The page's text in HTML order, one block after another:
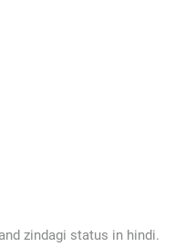
zindagi status in hindi.